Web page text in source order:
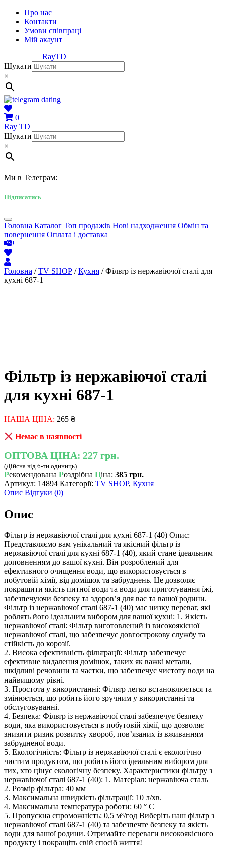
Про нас
Контакти
Умови співпраці
Мій акаунт
RayTD
Шукати
×
0
Ray TD
Шукати
×
Ми в Телеграм:
Підписатись
Головна Каталог Топ продажів Нові надходження Обмін та
повернення Оплата і доставка
Головна /TV SHOP /Кухня / Фільтр із нержавіючої сталі для
кухні 687-1
Фільтр із нержавіючої сталі
для кухні 687-1
НАША ЦІНА: 265 ₴
Немає в наявності
ОПТОВА ЦІНА: 227 грн.
(Дійсна від 6-ти одиниць)
Рекомендована Роздрібна Ціна: 385 грн.
Артикул: 14894 Категорії: TV SHOP, Кухня
Опис Відгуки (0)
Опис
Фільтр із нержавіючої сталі для кухні 687-1 (40) Опис:
Представляємо вам унікальний та якісний фільтр із
нержавіючої сталі для кухні 687-1 (40), який стане ідеальним
доповненням до вашої кухні. Він розроблений для
ефективного очищення води, що використовується в
побутовій хімії, від домішок та забруднень. Це дозволяє
покращити якість питної води та води для приготування їжі,
забезпечуючи безпеку та здоров’я для вас та вашої родини.
Фільтр із нержавіючої сталі 687-1 (40) має низку переваг, які
роблять його ідеальним вибором для вашої кухні: 1. Якість
нержавіючої сталі: Фільтр виготовлений із високоякісної
нержавіючої сталі, що забезпечує довгострокову службу та
стійкість до корозії.
2. Висока ефективність фільтрації: Фільтр забезпечує
ефективне видалення домішок, таких як важкі метали,
шкідливі речовини та частки, що забезпечує чистоту води на
найвищому рівні.
3. Простота у використанні: Фільтр легко встановлюється та
змінюється, що робить його зручним у використанні та
обслуговуванні.
4. Безпека: Фільтр із нержавіючої сталі забезпечує безпеку
води, яка використовується в побутовій хімії, що дозволяє
знизити ризик розвитку хвороб, пов’язаних із вживанням
забрудненої води.
5. Екологічність: Фільтр із нержавіючої сталі є екологічно
чистим продуктом, що робить його ідеальним вибором для
тих, хто цінує екологічну безпеку. Характеристики фільтру з
нержавіючої сталі 687-1 (40): 1. Матеріал: нержавіюча сталь
2. Розмір фільтра: 40 мм
3. Максимальна швидкість фільтрації: 10 л/хв.
4. Максимальна температура роботи: 60 ° C
5. Пропускна спроможність: 0,5 м³/год Виберіть наш фільтр з
нержавіючої сталі 687-1 (40) та забезпечте безпеку та якість
води для вашої родини. Отримайте переваги високоякісного
продукту і покращіть свій спосіб життя!